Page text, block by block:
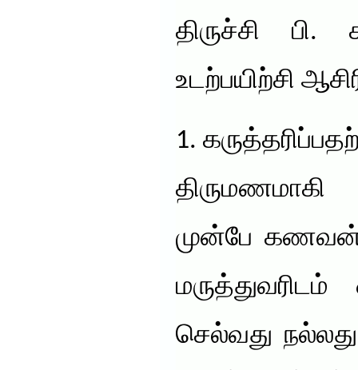
திருச்சி
உடற்பயிற்சி
1.
திருமணமாகி
முன்பே கணவன்
செல்வது